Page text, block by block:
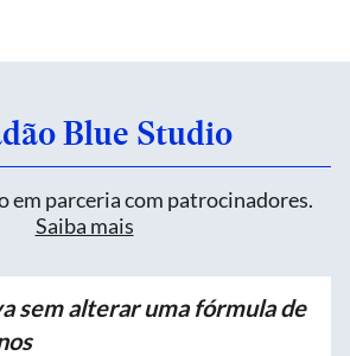
Blue Studio
em parceria com patrocinadores.
Saiba mais
sem alterar uma fórmula de